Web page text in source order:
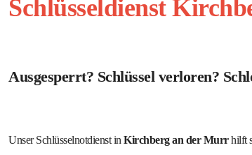
Schlüsseldienst
Ausgesperrt? Schlüssel verloren?
Unser Schlüsselnotdienst in Kirchberg an der Murrhilft